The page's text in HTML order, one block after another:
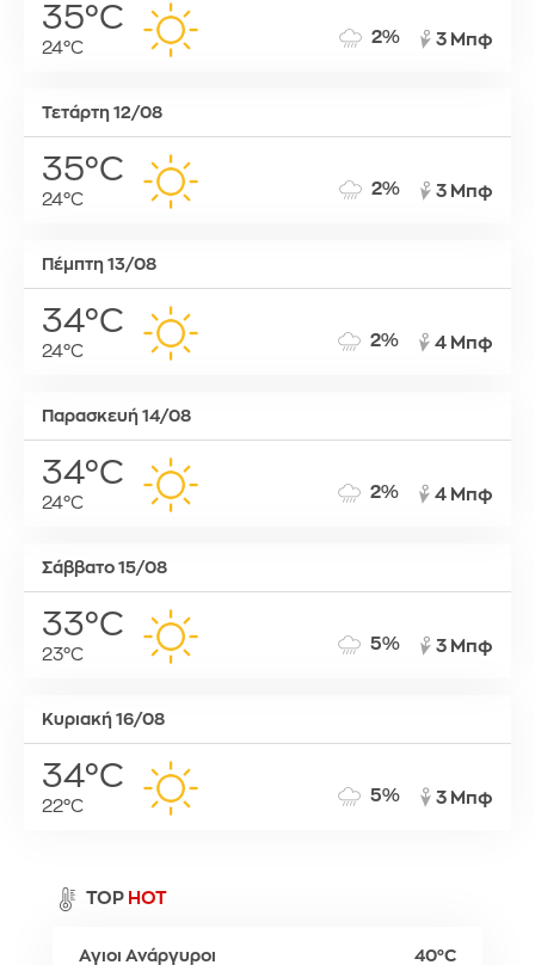
35°C
24°C
2% 3 Μπφ
Τετάρτη 12/08
35°C
24°C
2% 3 Μπφ
Πέμπτη 13/08
34°C
24°C
2% 4 Μπφ
Παρασκευή 14/08
34°C
24°C
2% 4 Μπφ
Σάββατο 15/08
33°C
23°C
5% 3 Μπφ
Κυριακή 16/08
34°C
22°C
5% 3 Μπφ
TOP HOT
Αγιοι Ανάργυροι 40°C